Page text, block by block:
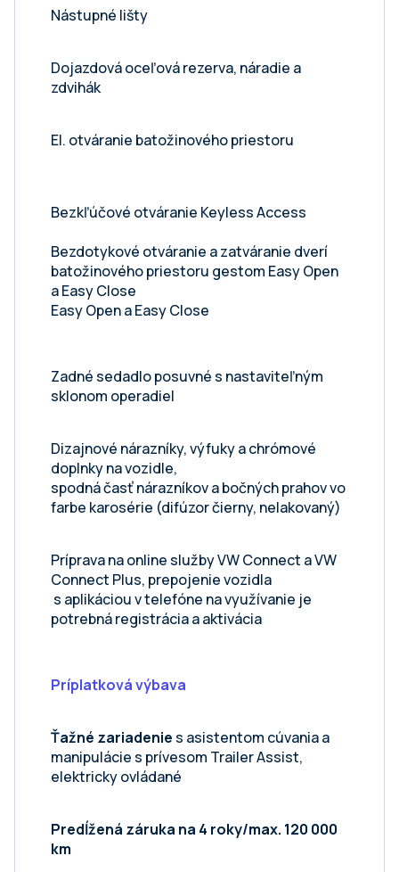
Nástupné lišty
Dojazdová oceľová rezerva, náradie a
zdvihák
El. otváranie batožinového priestoru
Bezkľúčové otváranie Keyless Access
Bezdotykové otváranie a zatváranie dverí
batožinového priestoru gestom Easy Open
a Easy Close
Easy Open a Easy Close
Zadné sedadlo posuvné s nastaviteľným
sklonom operadiel
Dizajnové nárazníky, výfuky a chrómové
doplnky na vozidle,
spodná časť nárazníkov a bočných prahov vo
farbe karosérie (difúzor čierny, nelakovaný)
Príprava na online služby VW Connect a VW
Connect Plus, prepojenie vozidla
s aplikáciou v telefóne na využívanie je
potrebná registrácia a aktivácia
Príplatková výbava
Ťažné zariadenies asistentom cúvania a
manipulácie s prívesom Trailer Assist,
elektricky ovládané
Predĺžená záruka na 4 roky/max. 120 000
km